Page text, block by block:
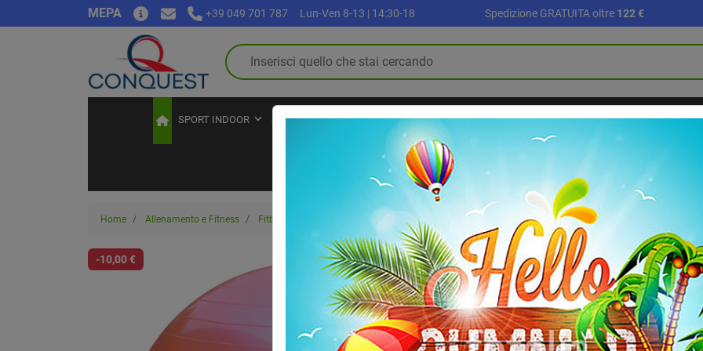
MEPA +39 049 701 787 Lun-Ven 8-13 | 14:30-18 Spedizione GRATUITA oltre 122 €
SPORT INDOOR SPORT OUTDOOR PALLONI E ACCESSORI SETTORE SCUOLA ALLENAMENTO E
RIABILITAZIONE E RECUPERO
Home Allenamento e Fitness Fitball e palle ginniche Palla psicomotoria Trial diam. 75 cm., certificata, super resistente
-10,00 €
Palla
certificata, super
Palla psicomotoria Trial